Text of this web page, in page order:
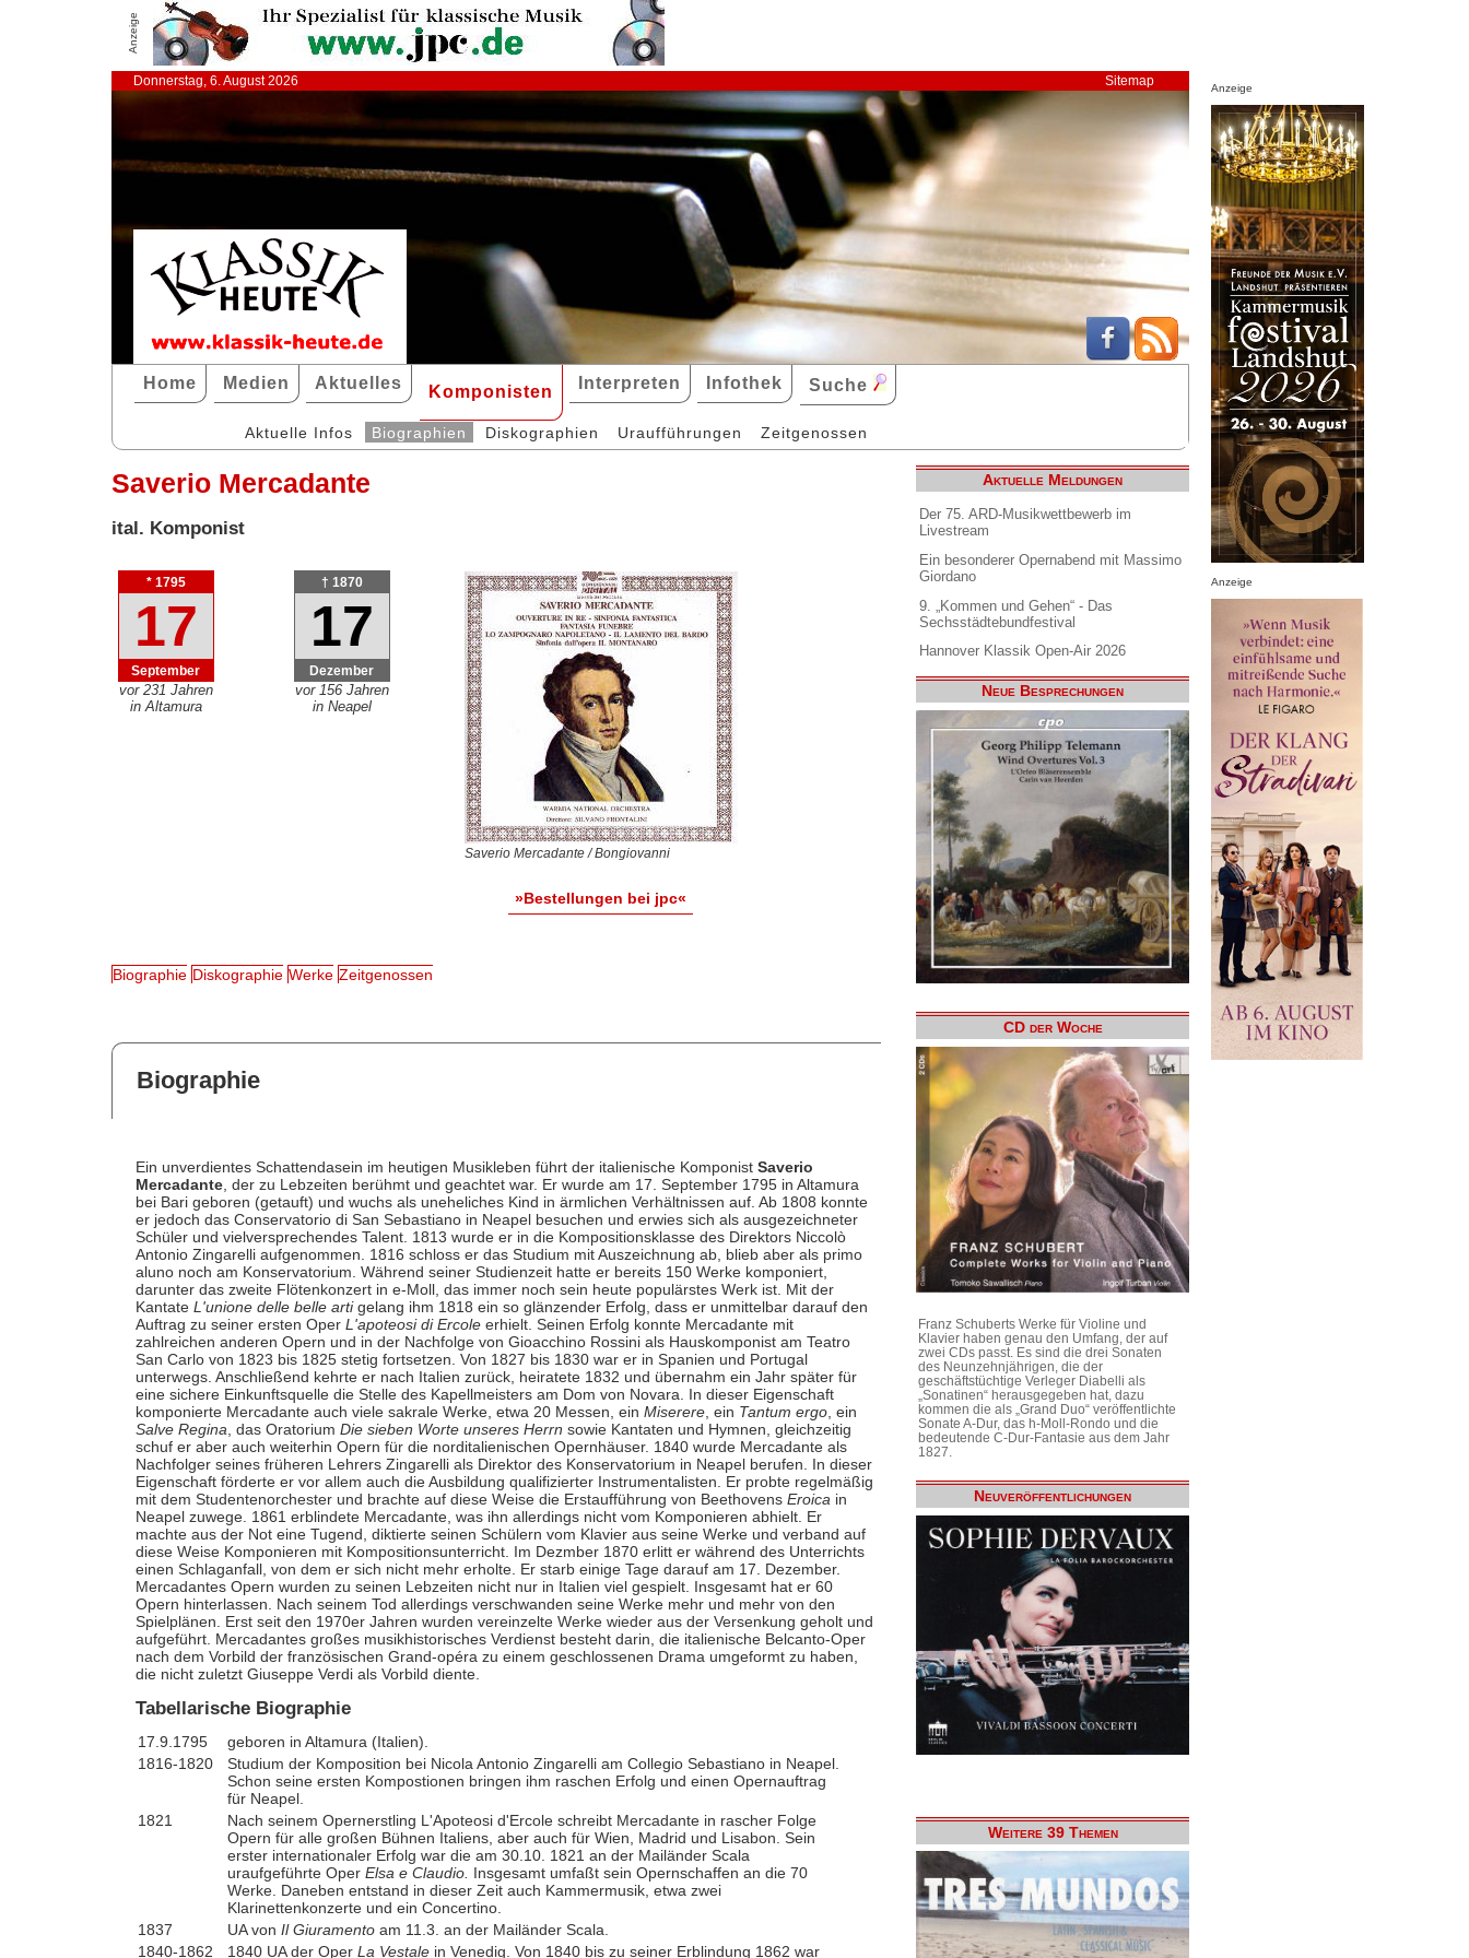
Anzeige
Donnerstag, 6. August 2026 Sitemap
Home Medien Aktuelles Komponisten Interpreten Infothek Suche
Aktuelle Infos Biographien Diskographien Uraufführungen Zeitgenossen
Saverio Mercadante
ital. Komponist
* 1795
17
September
vor 231 Jahren
in Altamura
† 1870
17
Dezember
vor 156 Jahren
in Neapel
Saverio Mercadante / Bongiovanni
»Bestellungen bei jpc«
Biographie Diskographie Werke Zeitgenossen
Biographie
Ein unverdientes Schattendasein im heutigen Musikleben führt der italienische Komponist Saverio
Mercadante, der zu Lebzeiten berühmt und geachtet war. Er wurde am 17. September 1795 in Altamura
bei Bari geboren (getauft) und wuchs als uneheliches Kind in ärmlichen Verhältnissen auf. Ab 1808 konnte
er jedoch das Conservatorio di San Sebastiano in Neapel besuchen und erwies sich als ausgezeichneter
Schüler und vielversprechendes Talent. 1813 wurde er in die Kompositionsklasse des Direktors Niccolò
Antonio Zingarelli aufgenommen. 1816 schloss er das Studium mit Auszeichnung ab, blieb aber als primo
aluno noch am Konservatorium. Während seiner Studienzeit hatte er bereits 150 Werke komponiert,
darunter das zweite Flötenkonzert in e-Moll, das immer noch sein heute populärstes Werk ist. Mit der
Kantate L'unione delle belle artigelang ihm 1818 ein so glänzender Erfolg, dass er unmittelbar darauf den
Auftrag zu seiner ersten Oper L'apoteosi di Ercoleerhielt. Seinen Erfolg konnte Mercadante mit
zahlreichen anderen Opern und in der Nachfolge von Gioacchino Rossini als Hauskomponist am Teatro
San Carlo von 1823 bis 1825 stetig fortsetzen. Von 1827 bis 1830 war er in Spanien und Portugal
unterwegs. Anschließend kehrte er nach Italien zurück, heiratete 1832 und übernahm ein Jahr später für
eine sichere Einkunftsquelle die Stelle des Kapellmeisters am Dom von Novara. In dieser Eigenschaft
komponierte Mercadante auch viele sakrale Werke, etwa 20 Messen, ein Miserere, ein Tantum ergo, ein
Salve Regina , das Oratorium Die sieben Worte unseres Herrn sowie Kantaten und Hymnen, gleichzeitig
schuf er aber auch weiterhin Opern für die norditalienischen Opernhäuser. 1840 wurde Mercadante als
Nachfolger seines früheren Lehrers Zingarelli als Direktor des Konservatorium in Neapel berufen. In dieser
Eigenschaft förderte er vor allem auch die Ausbildung qualifizierter Instrumentalisten. Er probte regelmäßig
mit dem Studentenorchester und brachte auf diese Weise die Erstaufführung von Beethovens Eroica in
Neapel zuwege. 1861 erblindete Mercadante, was ihn allerdings nicht vom Komponieren abhielt. Er
machte aus der Not eine Tugend, diktierte seinen Schülern vom Klavier aus seine Werke und verband auf
diese Weise Komponieren mit Kompositionsunterricht. Im Dezmber 1870 erlitt er während des Unterrichts
einen Schlaganfall, von dem er sich nicht mehr erholte. Er starb einige Tage darauf am 17. Dezember.
Mercadantes Opern wurden zu seinen Lebzeiten nicht nur in Italien viel gespielt. Insgesamt hat er 60
Opern hinterlassen. Nach seinem Tod allerdings verschwanden seine Werke mehr und mehr von den
Spielplänen. Erst seit den 1970er Jahren wurden vereinzelte Werke wieder aus der Versenkung geholt und
aufgeführt. Mercadantes großes musikhistorisches Verdienst besteht darin, die italienische Belcanto-Oper
nach dem Vorbild der französischen Grand-opéra zu einem geschlossenen Drama umgeformt zu haben,
die nicht zuletzt Giuseppe Verdi als Vorbild diente.
Tabellarische Biographie
17.9.1795
geboren in Altamura (Italien).
1816-1820
Studium der Komposition bei Nicola Antonio Zingarelli am Collegio Sebastiano in Neapel.
Schon seine ersten Kompostionen bringen ihm raschen Erfolg und einen Opernauftrag
für Neapel.
1821
Nach seinem Opernerstling L'Apoteosi d'Ercole schreibt Mercadante in rascher Folge
Opern für alle großen Bühnen Italiens, aber auch für Wien, Madrid und Lisabon. Sein
erster internationaler Erfolg war die am 30.10. 1821 an der Mailänder Scala
uraufgeführte Oper Elsa e Claudio. Insgesamt umfaßt sein Opernschaffen an die 70
Werke. Daneben entstand in dieser Zeit auch Kammermusik, etwa zwei
Klarinettenkonzerte und ein Concertino.
1837
UA von Il Giuramentoam 11.3. an der Mailänder Scala.
1840-1862
1840 UA der Oper La Vestalein Venedig. Von 1840 bis zu seiner Erblindung 1862 war
Aktuelle Meldungen
Der 75. ARD-Musikwettbewerb im
Livestream
Ein besonderer Opernabend mit Massimo
Giordano
9. „Kommen und Gehen“ - Das
Sechsstädtebundfestival
Hannover Klassik Open-Air 2026
Neue Besprechungen
CD der Woche
Franz Schuberts Werke für Violine und
Klavier haben genau den Umfang, der auf
zwei CDs passt. Es sind die drei Sonaten
des Neunzehnjährigen, die der
geschäftstüchtige Verleger Diabelli als
„Sonatinen“ herausgegeben hat, dazu
kommen die als „Grand Duo“ veröffentlichte
Sonate A-Dur, das h-Moll-Rondo und die
bedeutende C-Dur-Fantasie aus dem Jahr
1827.
Neuveröffentlichungen
Weitere 39 Themen
Anzeige
Anzeige